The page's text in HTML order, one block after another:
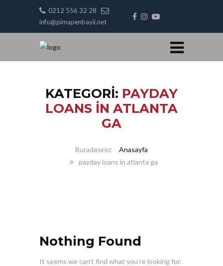
0212 556 32 28
info@pimapenbayii.net
KATEGORI: PAYDAY
LOANS IN ATLANTA
GA
Anasayfa
payday loans in atlanta ga
Nothing Found
It seems we can’t find what you’re looking for.